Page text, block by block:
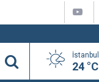
İstanbul
24 °C